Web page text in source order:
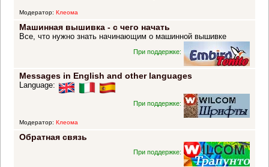
Модератор: Клеома
Машинная вышивка - с чего начать
Все, что нужно знать начинающим о машинной вышивке
При поддержке:
Messages in English and other languages
Language:
При поддержке:
Модератор: Клеома
Обратная связь
При поддержке: